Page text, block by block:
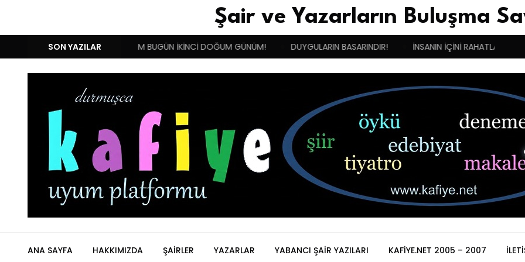
Şair ve Yazarların Buluşma
SON YAZILAR
YUNANISTAN !!! BENIM BUGÜN İKİNCİ DOĞUM GÜNÜM! DUYGULARIN BASARINDIR! İNSANIN İÇİNİ RAHATLATAN MELEK
ANA SAYFA HAKKIMIZDA ŞAIRLER YAZARLAR YABANCI ŞAIR YAZILARI KAFIYE.NET 2005 – 2007